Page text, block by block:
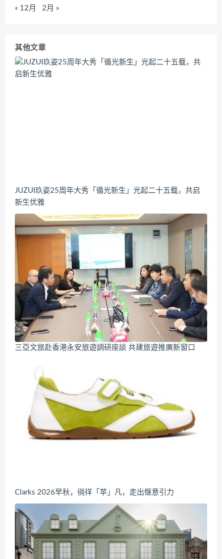
« 12月 2月 »
其他文章
JUZUI玖姿25周年大秀「循光新生」光起二十五载，共启
新生优雅
三亞文旅赴香港永安旅遊調研座談 共建旅遊推廣新窗口
Clarks 2026早秋，徜徉「苹」凡，走出惬意引力